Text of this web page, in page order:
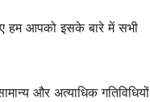
हम आपको इसके बारे में सभी
और अत्याधिक गतिविधियों